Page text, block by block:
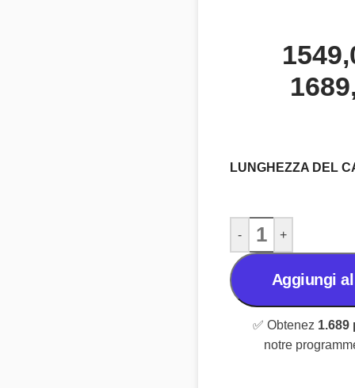
LUNGHEZZA DEL
- +
Aggiungi
✅ Obtenez 1.689
notre